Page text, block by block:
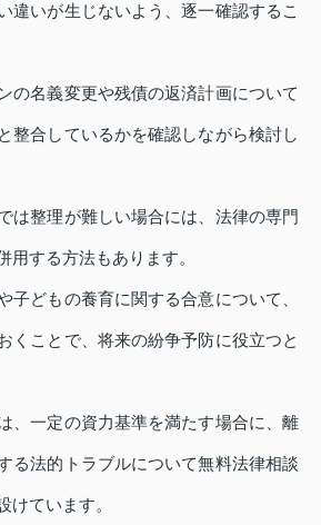
違いが生じないよう、逐一確認するこ
の名義変更や残債の返済計画について
整合しているかを確認しながら検討し
は整理が難しい場合には、法律の専門
用する方法もあります。
子どもの養育に関する合意について、
くことで、将来の紛争予防に役立つと
、一定の資力基準を満たす場合に、離
る法的トラブルについて無料法律相談
けています。